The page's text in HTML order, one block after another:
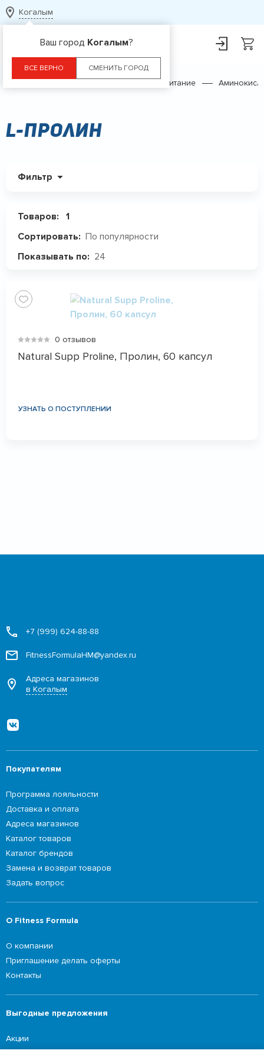
Когалым
Ваш город Когалым?
ВСЕ ВЕРНО СМЕНИТЬ ГОРОД
Спортивное питание
L-Пролин
Фильтр
Товаров:
1
Сортировать: По популярности
Показывать по: 24
0 отзывов
Natural Supp Proline, Пролин, 60 капсул
УЗНАТЬ О ПОСТУПЛЕНИИ
+7 (999) 624-88-88
FitnessFormulaHM@yandex.ru
Адреса магазинов
в Когалым
Покупателям
Программа лояльности
Доставка и оплата
Адреса магазинов
Каталог товаров
Каталог брендов
Замена и возврат товаров
Задать вопрос
О Fitness Formula
О компании
Приглашение делать оферты
Контакты
Выгодные предложения
Акции